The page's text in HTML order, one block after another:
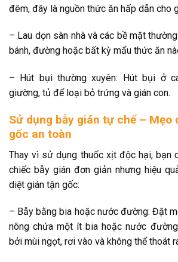
đêm, đây là nguồn thức ăn hấp dẫn cho
– Lau dọn sàn nhà và các bề mặt
bánh, đường hoặc bất kỳ mẩu thức ăn
– Hút bụi thường xuyên: Hút bụi ở
giường, tủ để loại bỏ trứng và gián con.
Sử dụng bẫy gián tự chế – Mẹo
gốc an toàn
Thay vì sử dụng thuốc xịt độc hại, bạn
chiếc bẫy gián đơn giản nhưng hiệu
diệt gián tận gốc:
– Bẫy bằng bia hoặc nước đường: Đặt
nông chứa một ít bia hoặc nước
bởi mùi ngọt, rơi vào và không thể thoát